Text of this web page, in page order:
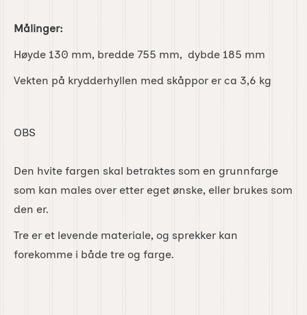
Målinger:
Høyde 130 mm, bredde 755 mm, dybde 185 mm
Vekten på krydderhyllen med skåppor er ca 3,6 kg
OBS
Den hvite fargen skal betraktes som en grunnfarge
som kan males over etter eget ønske, eller brukes som
den er.
Tre er et levende materiale, og sprekker kan
forekomme i både tre og farge.